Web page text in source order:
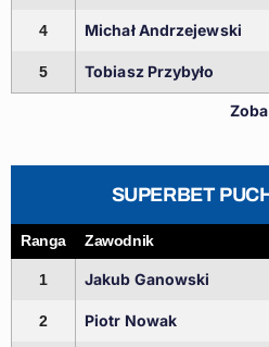
4 Michał Andrzejewski
5 Tobiasz Przybyło
SUPERBET
Ranga Zawodnik
1 Jakub Ganowski
2 Piotr Nowak